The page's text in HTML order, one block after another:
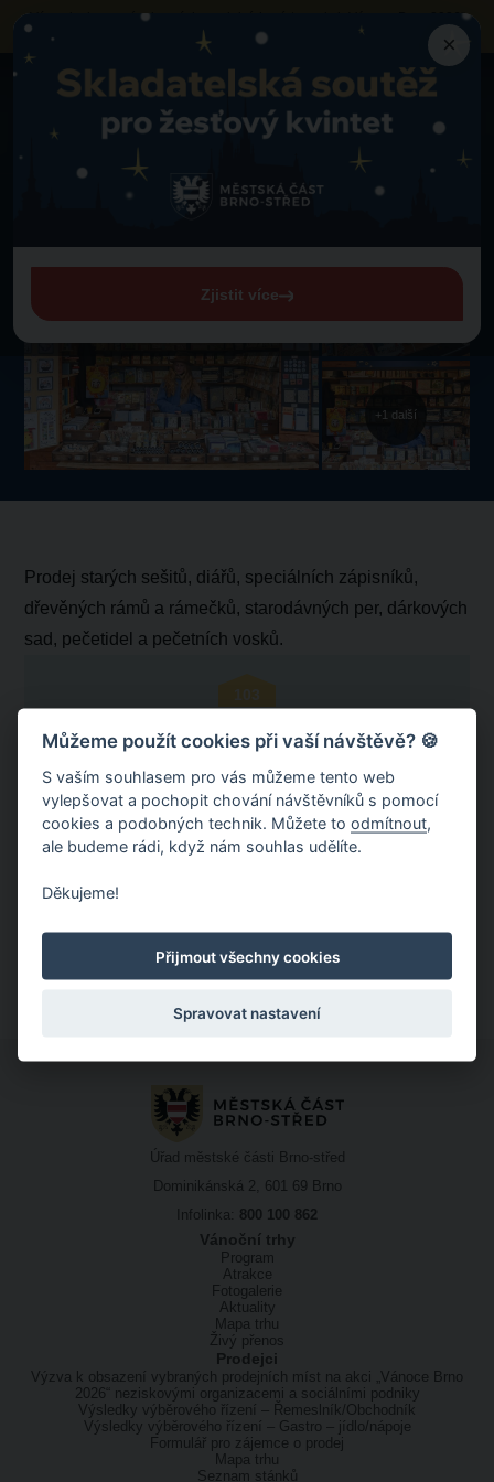
Výzva k obsazení vybraných prodejních míst
na akci „Vánoce Brno 2026“
neziskovými organizacemi a sociálními podniky
Zpět na detail trhu Mapa trhů Zelný trh Písařství
Písařství
+1 další
Prodej starých sešitů, diářů, speciálních zápisníků,
dřevěných rámů a rámečků, starodávných per, dárkových
sad, pečetidel a pečetních vosků.
Zelný trh
Kde nás najdete
/profile.php
@kniharstvi_pisarstvi
Webové stránky
Úřad městské části Brno-střed
Dominikánská 2, 601 69 Brno
Infolinka:
800 100 862
Vánoční trhy
Program
Atrakce
Fotogalerie
Aktuality
Mapa trhu
Živý přenos
Prodejci
Výzva k obsazení vybraných prodejních míst na akci „Vánoce Brno
2026“ neziskovými organizacemi a sociálními podniky
Výsledky výběrového řízení – Řemeslník/Obchodník
Výsledky výběrového řízení – Gastro – jídlo/nápoje
Formulář pro zájemce o prodej
Mapa trhu
Seznam stánků
×
Zjistit více
Můžeme použít cookies při vaší návštěvě? 🍪
S vaším souhlasem pro vás můžeme tento web
vylepšovat a pochopit chování návštěvníků s pomocí
cookies a podobných technik. Můžete toodmítnout,
ale budeme rádi, když nám souhlas udělíte.
Děkujeme!
Přijmout všechny cookies
Spravovat nastavení